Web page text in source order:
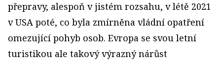
přepravy, alespoň v jistém rozsahu, v létě 2021
v USA poté, co byla zmírněna vládní opatření
omezující pohyb osob. Evropa se svou letní
turistikou ale takový výrazný nárůst